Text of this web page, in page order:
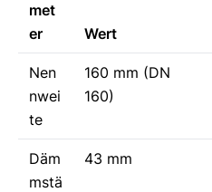
met
er
Wert
Nen
nwei
te
160 mm (DN
160)
Däm
mstä
43 mm